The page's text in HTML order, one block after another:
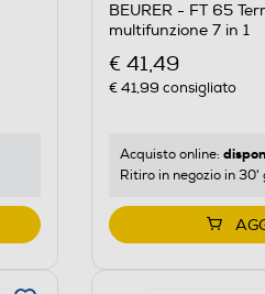
BEURER - FT 65
multifunzione 7 in 1
€ 41,49
€ 41,99 consigliato
Acquisto online:
Ritiro in negozio in 30'